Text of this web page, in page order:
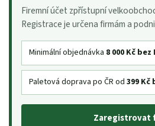
Firemní účet zpřístupní
Registrace je určena firmám a
Minimální objednávka 8 000 Kč bez
Paletová doprava po ČR od 399 Kč
Zaregistrovat